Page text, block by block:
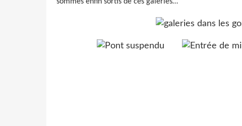
sommes enfin sortis de ces galeries…